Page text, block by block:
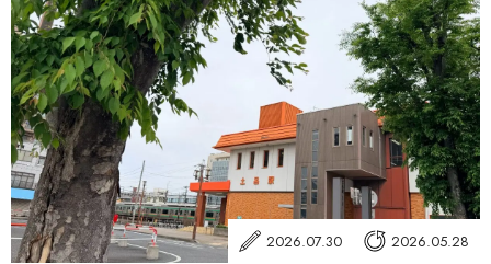
2026.07.30 2026.05.28